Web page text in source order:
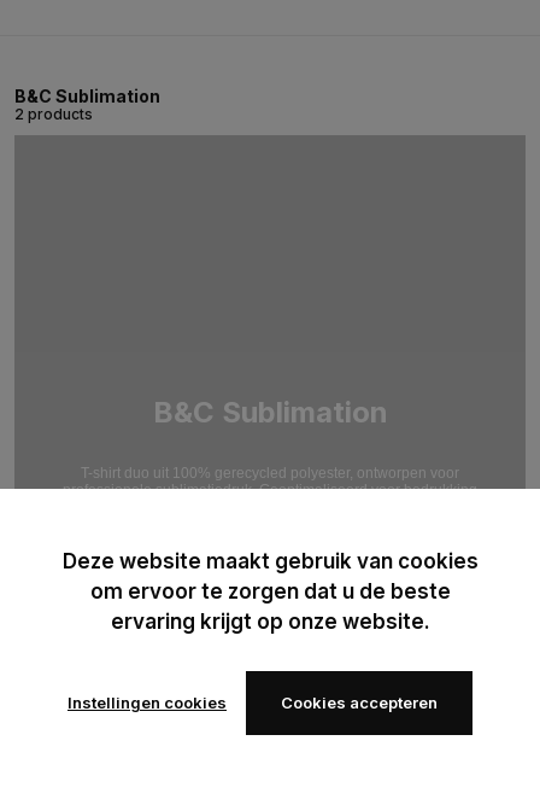
B&C Sublimation
2 products
B&C Sublimation
T-shirt duo uit 100% gerecycled polyester, ontworpen voor
professionele sublimatiedruk. Geoptimaliseerd voor bedrukking
Deze website maakt gebruik van cookies
om ervoor te zorgen dat u de beste
ervaring krijgt op onze website.
Instellingen cookies Cookies accepteren